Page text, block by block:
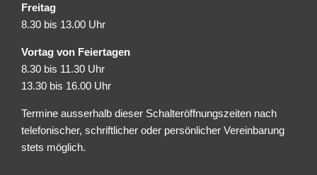
Freitag
8.30 bis 13.00 Uhr
Vortag von Feiertagen
8.30 bis 11.30 Uhr
13.30 bis 16.00 Uhr
Termine ausserhalb dieser Schalteröffnungszeiten nach
telefonischer, schriftlicher oder persönlicher Vereinbarung
stets möglich.